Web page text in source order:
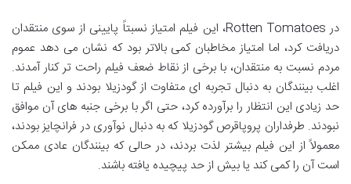
در Rotten Tomatoes، این فیلم امتیاز نسبتاً پایینی از سوی منتقدان
دریافت کرد، اما امتیاز مخاطبان کمی بالاتر بود که نشان می دهد عموم
مردم نسبت به منتقدان، با برخی از نقاط ضعف فیلم راحت تر کنار آمدند.
اغلب بینندگان به دنبال تجربه ای متفاوت از گودزیلا بودند و این فیلم تا
حد زیادی این انتظار را برآورده کرد، حتی اگر با برخی جنبه های آن موافق
نبودند. طرفداران پروپاقرص گودزیلا که به دنبال نوآوری در فرانچایز بودند،
معمولاً از این فیلم بیشتر لذت بردند، در حالی که بینندگان عادی ممکن
است آن را کمی کند یا بیش از حد پیچیده یافته باشند.